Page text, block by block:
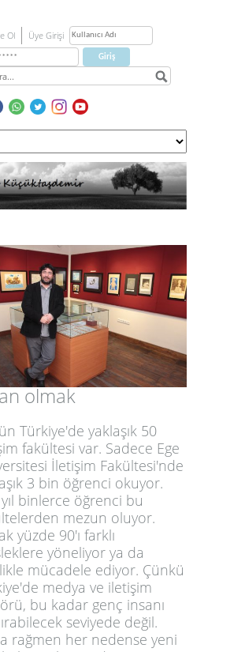
Ol Üye Girişi
olmak
Türkiye'de yaklaşık 50
fakültesi var. Sadece Ege
İletişim Fakültesi'nde
3 bin öğrenci okuyor.
binlerce öğrenci bu
mezun oluyor.
yüzde 90'ı farklı
yöneliyor ya da
mücadele ediyor. Çünkü
medya ve iletişim
bu kadar genç insanı
seviyede değil.
rağmen her nedense yeni